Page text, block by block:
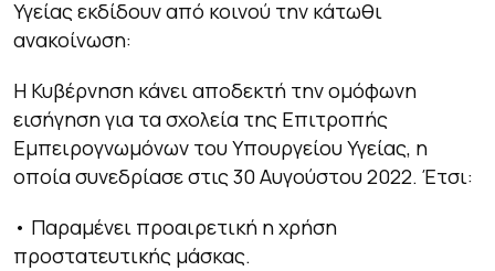
Υγείας εκδίδουν από κοινού την κάτωθι
ανακοίνωση:
Η Κυβέρνηση κάνει αποδεκτή την ομόφωνη
εισήγηση για τα σχολεία της Επιτροπής
Εμπειρογνωμόνων του Υπουργείου Υγείας, η
οποία συνεδρίασε στις 30 Αυγούστου 2022. Έτσι:
• Παραμένει προαιρετική η χρήση
προστατευτικής μάσκας.